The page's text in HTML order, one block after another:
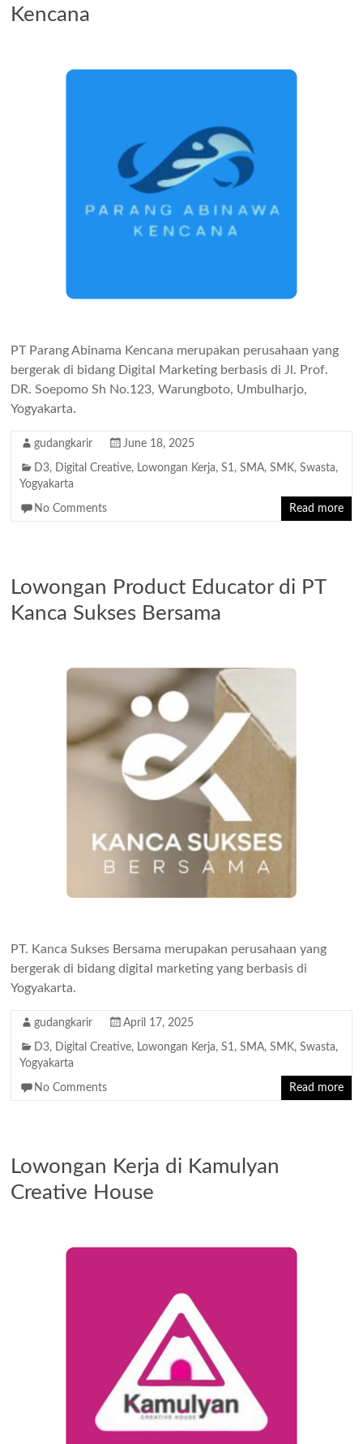
Kencana
PT Parang Abinama Kencana merupakan perusahaan yang
bergerak di bidang Digital Marketing berbasis di Jl. Prof.
DR. Soepomo Sh No.123, Warungboto, Umbulharjo,
Yogyakarta.
gudangkarir June 18, 2025
D3, Digital Creative, Lowongan Kerja,S1,SMA,SMK,Swasta,
Yogyakarta
No Comments Read more
Lowongan Product Educator di PT
Kanca Sukses Bersama
PT. Kanca Sukses Bersama merupakan perusahaan yang
bergerak di bidang digital marketing yang berbasis di
Yogyakarta.
gudangkarir April 17, 2025
D3, Digital Creative, Lowongan Kerja,S1,SMA,SMK,Swasta,
Yogyakarta
No Comments Read more
Lowongan Kerja di Kamulyan
Creative House